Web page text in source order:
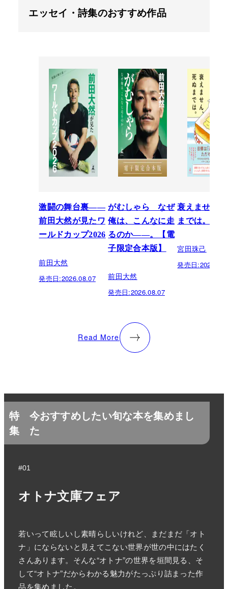
エッセイ・詩集のおすすめ作品
激闘の舞台裏――
前田大然が見たワ
ールドカップ2026
前田大然
発売日:2026.08.07
がむしゃら なぜ
俺は、こんなに走
るのか——。【電
子限定合本版】
前田大然
発売日:2026.08.07
衰えません
までは。
宮田珠己
発売日:
Read More
特
集
今おすすめしたい旬な本を集めまし
た
#01
オトナ文庫フェア
若いって眩しいし素晴らしいけれど、まだまだ「オト
ナ」にならないと見えてこない世界が世の中にはたく
さんあります。そんな“オトナ”の世界を垣間見る、そ
して“オトナ”だからわかる魅力がたっぷり詰まった作
品を集めました。